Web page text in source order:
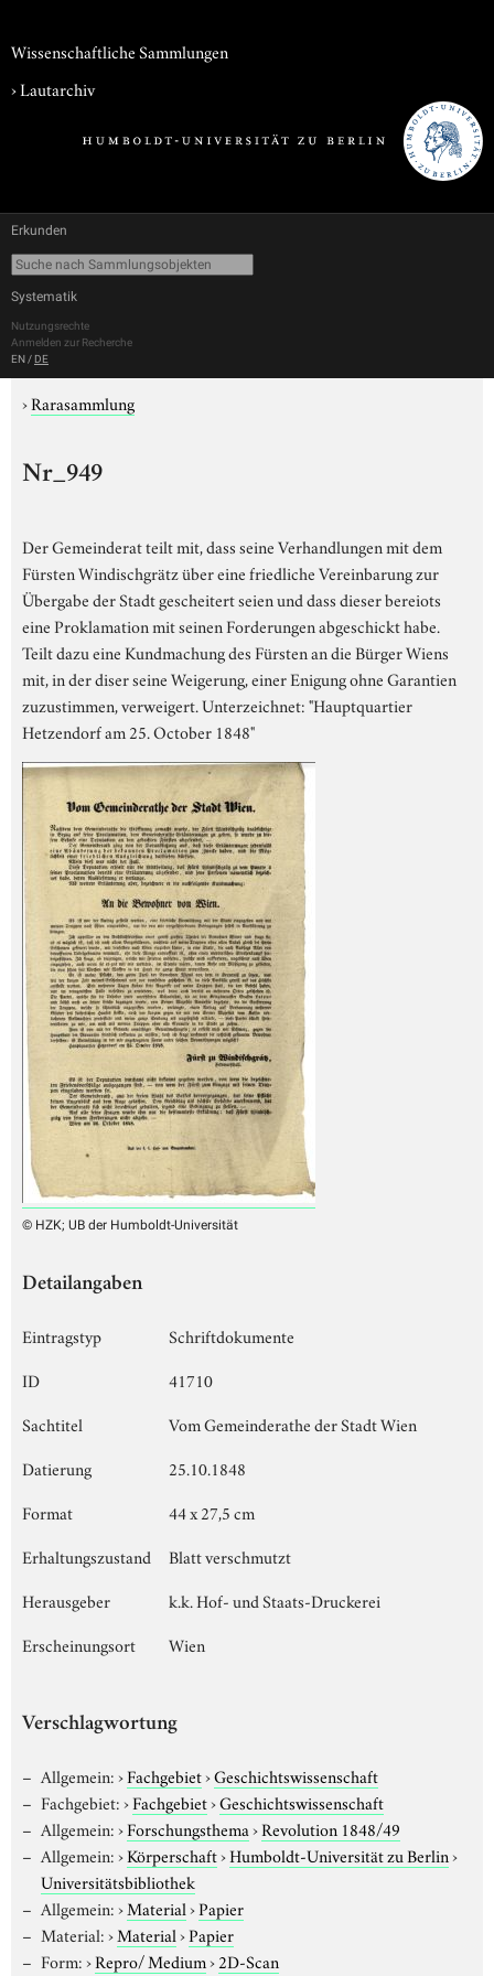
Wissenschaftliche Sammlungen
›Lautarchiv
Erkunden
Systematik
Nutzungsrechte
Anmelden zur Recherche
EN / DE
›Rarasammlung
Nr_949
Der Gemeinderat teilt mit, dass seine Verhandlungen mit dem
Fürsten Windischgrätz über eine friedliche Vereinbarung zur
Übergabe der Stadt gescheitert seien und dass dieser bereiots
eine Proklamation mit seinen Forderungen abgeschickt habe.
Teilt dazu eine Kundmachung des Fürsten an die Bürger Wiens
mit, in der diser seine Weigerung, einer Enigung ohne Garantien
zuzustimmen, verweigert. Unterzeichnet: "Hauptquartier
Hetzendorf am 25. October 1848"
© HZK; UB der Humboldt-Universität
Detailangaben
Eintragstyp
Schriftdokumente
ID
41710
Sachtitel
Vom Gemeinderathe der Stadt Wien
Datierung
25.10.1848
Format
44 x 27,5 cm
Erhaltungszustand
Blatt verschmutzt
Herausgeber
k.k. Hof- und Staats-Druckerei
Erscheinungsort
Wien
Verschlagwortung
Allgemein:›Fachgebiet›Geschichtswissenschaft
Fachgebiet:›Fachgebiet›Geschichtswissenschaft
Allgemein:›Forschungsthema›Revolution 1848/49
Allgemein:›Körperschaft›Humboldt-Universität zu Berlin›
Universitätsbibliothek
Allgemein:›Material›Papier
Material:›Material›Papier
Form:›Repro/ Medium›2D-Scan